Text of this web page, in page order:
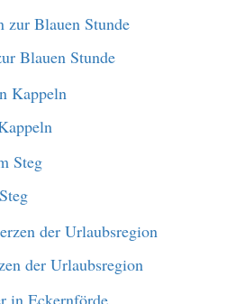
Blauen Stunde
der Urlaubsregion